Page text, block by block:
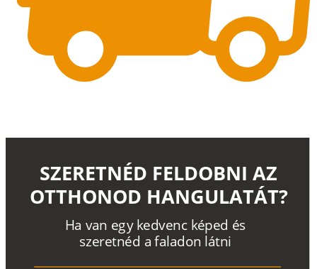
Ha van egy kedvenc képed és
szeretnéd a faladon látni
SZERETNÉD FELDOBNI AZ
OTTHONOD HANGULATÁT?